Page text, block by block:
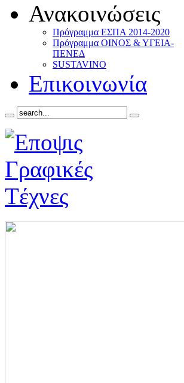
Ανακοινώσεις
Πρόγραμμα ΕΣΠΑ 2014-2020
Πρόγραμμα ΟΙΝΟΣ & ΥΓΕΙΑ-
ΠΕΝΕΔ
SUSTAVINO
Επικοινωνία